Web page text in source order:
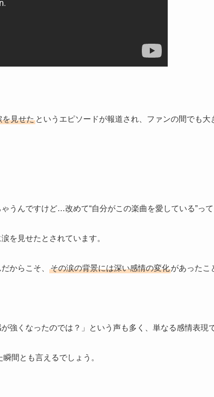
を見せた というエピソードが報道され、ファンの間でも大
うんですけど…改めて“自分がこの楽曲を愛している”って
を見せたとされています。
からこそ、 その涙の背景には深い感情の変化があったこ
強くなったのでは？」という声も多く、単なる感情表現
間とも言えるでしょう。